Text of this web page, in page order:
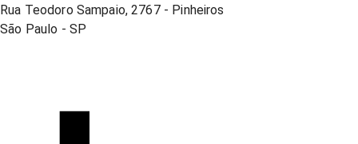
Rua Teodoro Sampaio, 2767 - Pinheiros
São Paulo - SP